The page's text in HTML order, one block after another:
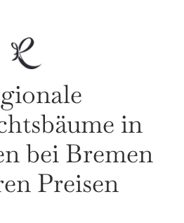
in
bei Bremen
Preisen